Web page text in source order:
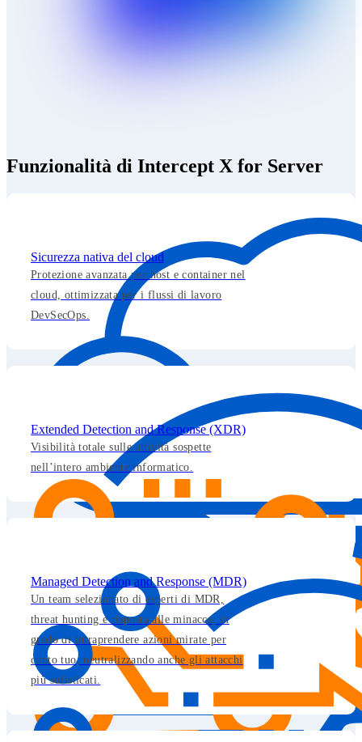
Funzionalità di Intercept X for Server
Sicurezza nativa del cloud
Protezione avanzata per host e container nel
cloud, ottimizzata per i flussi di lavoro
DevSecOps.
Extended Detection and Response (XDR)
Visibilità totale sulle attività sospette
nell’intero ambiente informatico.
Managed Detection and Response (MDR)
Un team selezionato di esperti di MDR,
threat hunting e risposta alle minacce, in
grado di intraprendere azioni mirate per
conto tuo, neutralizzando anche gli attacchi
più sofisticati.